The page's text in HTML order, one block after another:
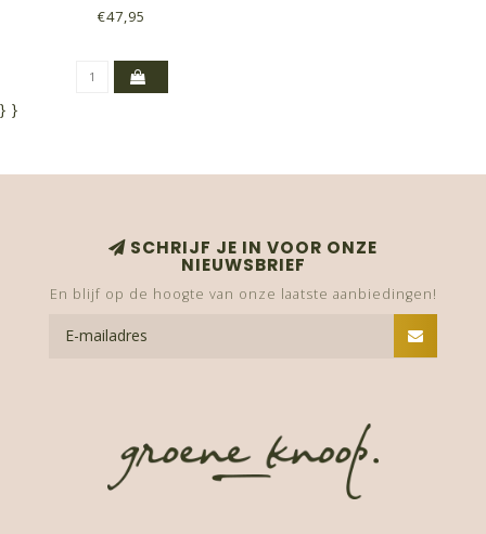
€47,95
} }
SCHRIJF JE IN VOOR ONZE
NIEUWSBRIEF
En blijf op de hoogte van onze laatste aanbiedingen!